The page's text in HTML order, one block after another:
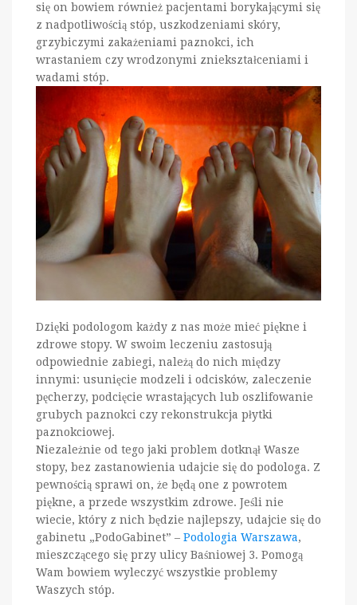
się on bowiem również pacjentami borykającymi się
z nadpotliwością stóp, uszkodzeniami skóry,
grzybiczymi zakażeniami paznokci, ich
wrastaniem czy wrodzonymi zniekształceniami i
wadami stóp.
Dzięki podologom każdy z nas może mieć piękne i
zdrowe stopy. W swoim leczeniu zastosują
odpowiednie zabiegi, należą do nich między
innymi: usunięcie modzeli i odcisków, zaleczenie
pęcherzy, podcięcie wrastających lub oszlifowanie
grubych paznokci czy rekonstrukcja płytki
paznokciowej.
Niezależnie od tego jaki problem dotknął Wasze
stopy, bez zastanowienia udajcie się do podologa. Z
pewnością sprawi on, że będą one z powrotem
piękne, a przede wszystkim zdrowe. Jeśli nie
wiecie, który z nich będzie najlepszy, udajcie się do
gabinetu „PodoGabinet” – Podologia Warszawa,
mieszczącego się przy ulicy Baśniowej 3. Pomogą
Wam bowiem wyleczyć wszystkie problemy
Waszych stóp.